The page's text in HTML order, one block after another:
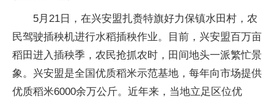
5月21日，在兴安盟扎赉特旗好力保镇水田村，农
民驾驶插秧机进行水稻插秧作业。目前，兴安盟百万亩
稻田进入插秧季，农民抢抓农时，田间地头一派繁忙景
象。兴安盟是全国优质稻米示范基地，每年向市场提供
优质稻米6000余万公斤。近年来，当地立足区位优